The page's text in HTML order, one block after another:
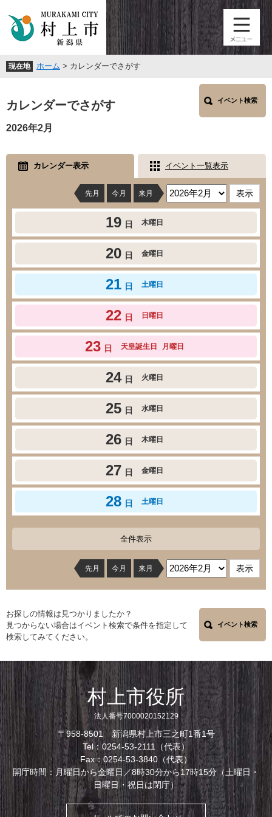
頭
。
飛
て
文
現在地 ホーム > カレンダーでさがす
文
カレンダーでさがす イベント検索
2026年2月
カレンダー表示 イベント一覧表示
先月 今月 来月
19 日 木曜日
20 日 金曜日
21 日 土曜日
22 日 日曜日
23 日 天皇誕生日 月曜日
24 日 火曜日
25 日 水曜日
26 日 木曜日
27 日 金曜日
28 日 土曜日
全件表示
先月 今月 来月
お探しの情報は見つかりましたか？
見つからない場合はイベント検索で条件を指定して
検索してみてください。
イベント検索
村上市役所
法人番号7000020152129
〒958-8501 新潟県村上市三之町1番1号
Tel：0254-53-2111（代表）
Fax：0254-53-3840（代表）
開庁時間：月曜日から金曜日／8時30分から17時15分（土曜日・
日曜日・祝日は閉庁）